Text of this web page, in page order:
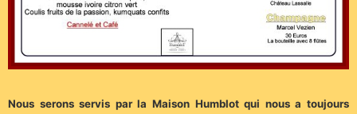
Nous serons servis par la Maison Humblot qui nous a toujours